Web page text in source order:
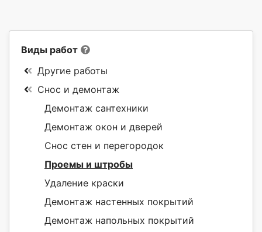
Виды работ
Другие работы
Снос и демонтаж
Демонтаж сантехники
Демонтаж окон и дверей
Снос стен и перегородок
Проемы и штробы
Удаление краски
Демонтаж настенных покрытий
Демонтаж напольных покрытий